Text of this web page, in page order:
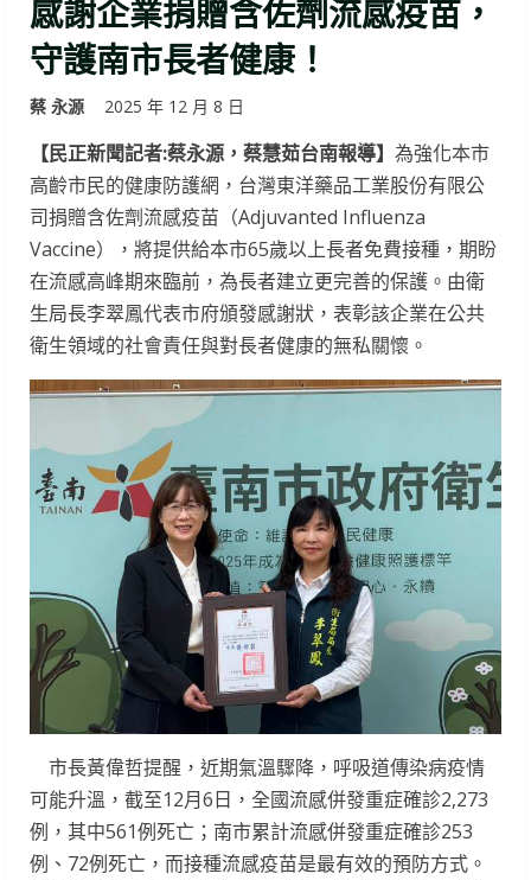
感謝企業捐贈含佐劑流感疫苗，
守護南市長者健康！
蔡 永源 2025 年 12 月 8 日
【民正新聞記者:蔡永源，蔡慧茹台南報導】 為強化本市
高齡市民的健康防護網，台灣東洋藥品工業股份有限公
司捐贈含佐劑流感疫苗（Adjuvanted Influenza
Vaccine），將提供給本市65歲以上長者免費接種，期盼
在流感高峰期來臨前，為長者建立更完善的保護。由衛
生局長李翠鳳代表市府頒發感謝狀，表彰該企業在公共
衛生領域的社會責任與對長者健康的無私關懷。
市長黃偉哲提醒，近期氣溫驟降，呼吸道傳染病疫情
可能升溫，截至12月6日，全國流感併發重症確診2,273
例，其中561例死亡；南市累計流感併發重症確診253
例、72例死亡，而接種流感疫苗是最有效的預防方式。